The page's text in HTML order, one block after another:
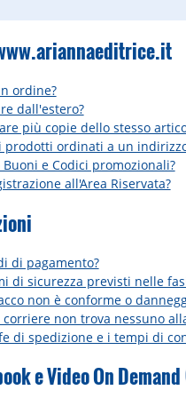
ordine?
dall'estero?
più copie dello stesso
prodotti ordinati a un
e Codici promozionali?
all'Area Riservata?
di pagamento?
di sicurezza previsti nelle
non è conforme o
corriere non trova nessuno
di spedizione e i tempi di
e Video On Demand